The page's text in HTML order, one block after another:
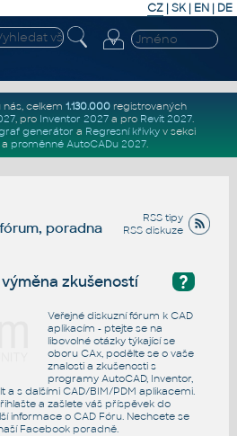
CZ | SK| EN | DE
nás, celkem 1.130.000registrovaných
, pro Inventor 2027a pro Revit 2027.
generátor a Regresní křivkyv sekci
proměnné AutoCADu 2027.
RSS tipy
RSS diskuze
poradna
?
zkušeností
Veřejné diskuzní fórum k CAD
aplikacím - ptejte se na
libovolné otázky týkající se
oboru CAx, podělte se o vaše
znalosti a zkušenosti s
programy AutoCAD, Inventor,
a s dalšími CAD/BIM/PDM aplikacemi.
a zašlete váš příspěvek do
informace o CAD Fóru. Nechcete se
Facebook poradně.